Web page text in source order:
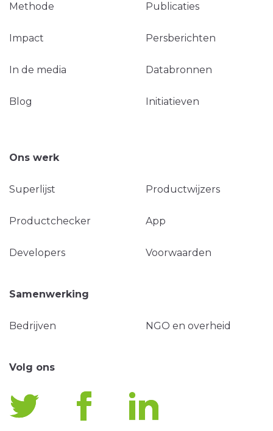
Methode Publicaties
Impact Persberichten
In de media Databronnen
Blog Initiatieven
Ons werk
Superlijst Productwijzers
Productchecker App
Developers Voorwaarden
Samenwerking
Bedrijven NGO en overheid
Volg ons